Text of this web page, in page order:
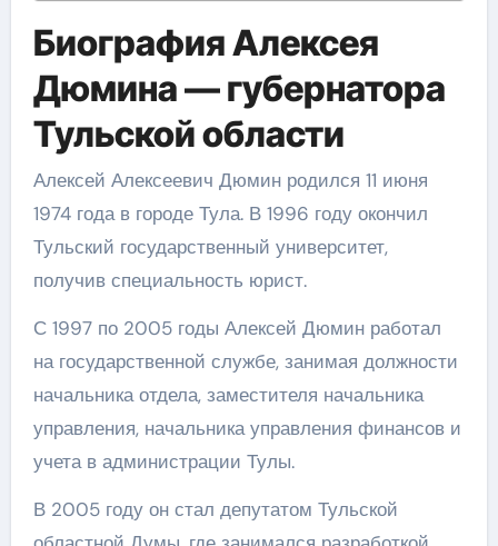
Биография Алексея
Дюмина — губернатора
Тульской области
Алексей Алексеевич Дюмин родился 11 июня
1974 года в городе Тула. В 1996 году окончил
Тульский государственный университет,
получив специальность юрист.
С 1997 по 2005 годы Алексей Дюмин работал
на государственной службе, занимая должности
начальника отдела, заместителя начальника
управления, начальника управления финансов и
учета в администрации Тулы.
В 2005 году он стал депутатом Тульской